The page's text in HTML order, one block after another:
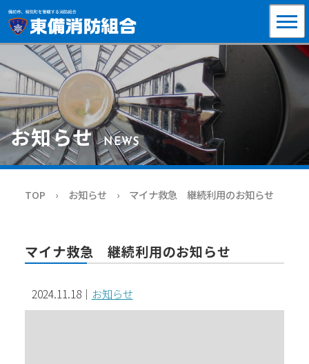
お知らせ NEWS
TOP お知らせ マイナ救急 継続利用のお知らせ
マイナ救急 継続利用のお知らせ
2024.11.18｜ お知らせ